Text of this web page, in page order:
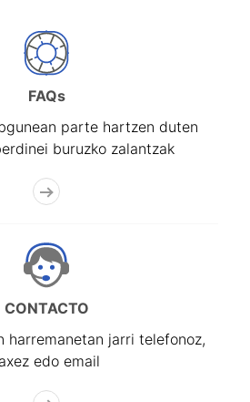
FAQs
parte hartzen duten
buruzko zalantzak
CONTACTO
harremanetan jarri telefonoz,
edo email